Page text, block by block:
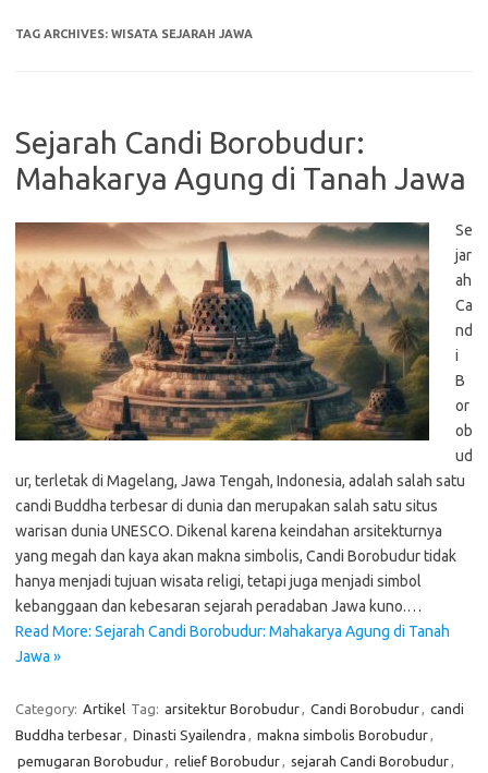
TAG ARCHIVES: WISATA SEJARAH JAWA
Sejarah Candi Borobudur:
Mahakarya Agung di Tanah Jawa
Se
jar
ah
Ca
nd
i
B
or
ob
ud
ur, terletak di Magelang, Jawa Tengah, Indonesia, adalah salah satu
candi Buddha terbesar di dunia dan merupakan salah satu situs
warisan dunia UNESCO. Dikenal karena keindahan arsitekturnya
yang megah dan kaya akan makna simbolis, Candi Borobudur tidak
hanya menjadi tujuan wisata religi, tetapi juga menjadi simbol
kebanggaan dan kebesaran sejarah peradaban Jawa kuno.…
Read More: Sejarah Candi Borobudur: Mahakarya Agung di Tanah
Jawa »
Category: Artikel Tag: arsitektur Borobudur, Candi Borobudur, candi
Buddha terbesar, Dinasti Syailendra , makna simbolis Borobudur,
pemugaran Borobudur, relief Borobudur, sejarah Candi Borobudur,